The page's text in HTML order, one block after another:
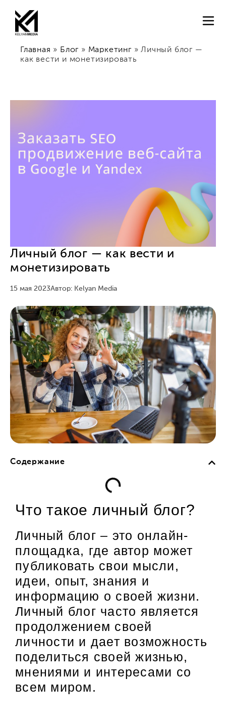
Главная » Блог » Маркетинг»Личный блог —
как вести и монетизировать
Личный блог — как вести и
монетизировать
15 мая 2023Автор: Kelyan Media
Содержание
Что такое личный блог?
Личный блог – это онлайн-
площадка, где автор может
публиковать свои мысли,
идеи, опыт, знания и
информацию о своей жизни.
Личный блог часто является
продолжением своей
личности и дает возможность
поделиться своей жизнью,
мнениями и интересами со
всем миром.